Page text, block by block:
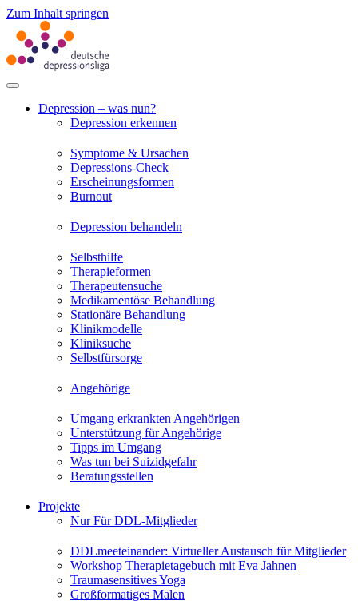
Zum Inhalt springen
Depression – was nun?
Depression erkennen
Symptome & Ursachen
Depressions-Check
Erscheinungsformen
Burnout
Depression behandeln
Selbsthilfe
Therapieformen
Therapeutensuche
Medikamentöse Behandlung
Stationäre Behandlung
Klinikmodelle
Kliniksuche
Selbstfürsorge
Angehörige
Umgang erkrankten Angehörigen
Unterstützung für Angehörige
Tipps im Umgang
Was tun bei Suizidgefahr
Beratungsstellen
Projekte
Nur Für DDL-Mitglieder
DDLmeeteinander: Virtueller Austausch für Mitglieder
Workshop Therapietagebuch mit Eva Jahnen
Traumasensitives Yoga
Großformatiges Malen